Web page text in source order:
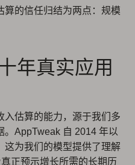
算的信任归结为两点：规模
年真实应用
入估算的能力，源于我们多
AppTweak 自 2014 年以
这为我们的模型提供了理解
正预示增长所需的长期历